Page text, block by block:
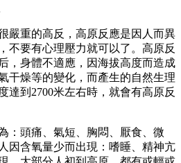
嚴重的高反，高原反應是因人而異
不要有心理壓力就可以了。高原反
，身體不適應，因海拔高度而造成
干燥等的變化，而產生的自然生理
達到2700米左右時，就會有高原反
：頭痛、氣短、胸悶、厭食、微
因含氧量少而出現：嗜睡、精神亢